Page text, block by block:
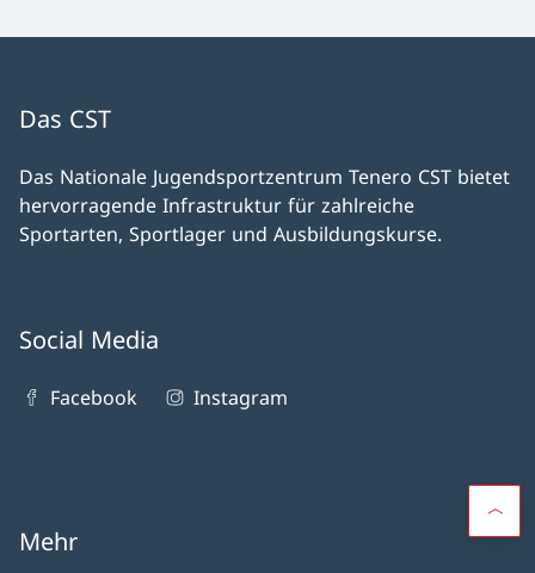
Das CST
Das Nationale Jugendsportzentrum Tenero CST bietet
hervorragende Infrastruktur für zahlreiche
Sportarten, Sportlager und Ausbildungskurse.
Social Media
Facebook Instagram
Mehr